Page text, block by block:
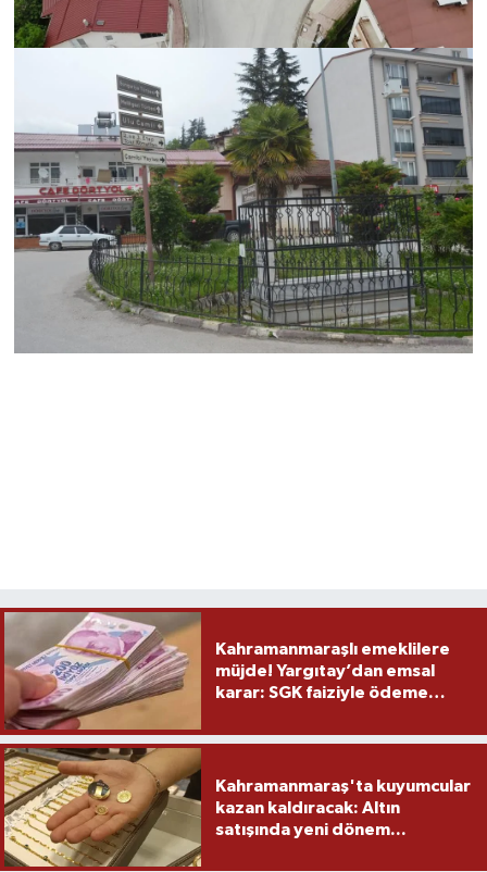
Kahramanmaraşlı emeklilere
müjde! Yargıtay’dan emsal
karar: SGK faiziyle ödeme
Kahramanmaraş'ta kuyumcular
kazan kaldıracak: Altın
satışında yeni dönem...